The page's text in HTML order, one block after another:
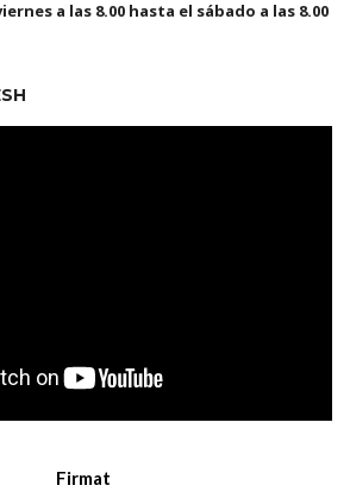
a las 8.00 hasta el sábado a las 8.00
Firmat